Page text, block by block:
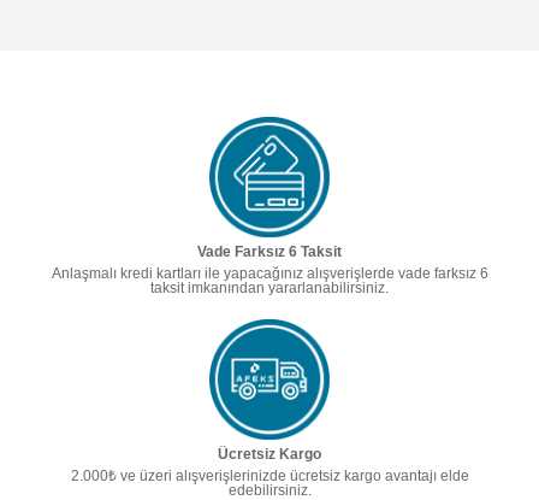
Vade Farksız 6 Taksit
Anlaşmalı kredi kartları ile yapacağınız alışverişlerde vade farksız 6
taksit imkanından yararlanabilirsiniz.
Ücretsiz Kargo
2.000₺ ve üzeri alışverişlerinizde ücretsiz kargo avantajı elde
edebilirsiniz.